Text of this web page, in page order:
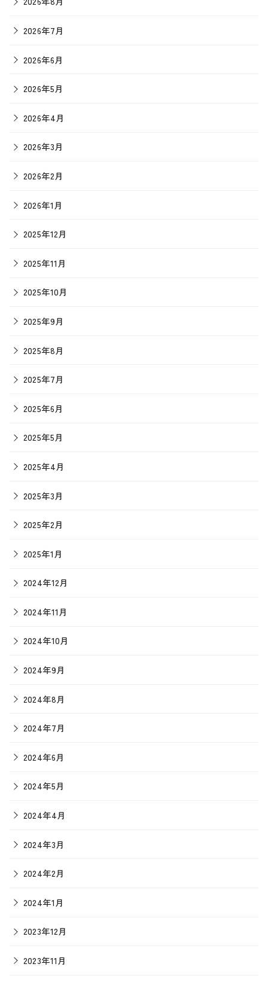
2026年7月
2026年6月
2026年5月
2026年4月
2026年3月
2026年2月
2026年1月
2025年12月
2025年11月
2025年10月
2025年9月
2025年8月
2025年7月
2025年6月
2025年5月
2025年4月
2025年3月
2025年2月
2025年1月
2024年12月
2024年11月
2024年10月
2024年9月
2024年8月
2024年7月
2024年6月
2024年5月
2024年4月
2024年3月
2024年2月
2024年1月
2023年12月
2023年11月